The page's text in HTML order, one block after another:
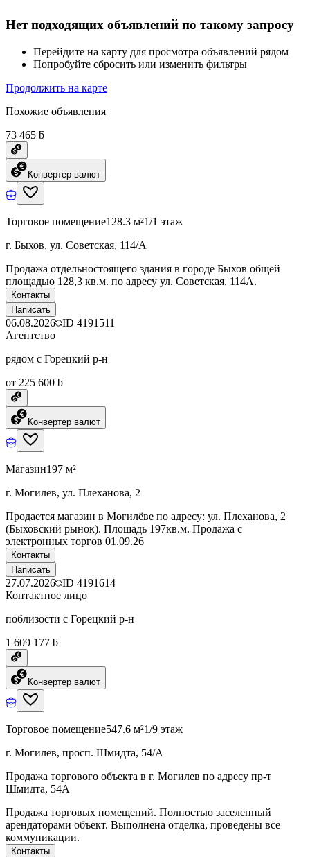
Нет подходящих объявлений по такому запросу
Перейдите на карту для просмотра объявлений рядом
Попробуйте сбросить или изменить фильтры
Продолжить на карте
Похожие объявления
73 465 ƃ
Конвертер валют
Торговое помещение128.3 м²1/1 этаж
г. Быхов, ул. Советская, 114/А
Продажа отдельностоящего здания в городе Быхов общей
площадью 128,3 кв.м. по адресу ул. Советская, 114А.
Контакты
Написать
06.08.2026 ID 4191511
Агентство
рядом с Горецкий р-н
от 225 600 ƃ
Конвертер валют
Магазин197 м²
г. Могилев, ул. Плеханова, 2
Продается магазин в Могилёве по адресу: ул. Плеханова, 2
(Быховский рынок). Площадь 197кв.м. Продажа с
электронных торгов 01.09.26
Контакты
Написать
27.07.2026 ID 4191614
Контактное лицо
поблизости с Горецкий р-н
1 609 177 ƃ
Конвертер валют
Торговое помещение547.6 м²1/9 этаж
г. Могилев, просп. Шмидта, 54/А
Продажа торгового объекта в г. Могилев по адресу пр-т
Шмидта, 54А
Продажа торговых помещений. Полностью заселенный
арендаторами объект. Выполнена отделка, проведены все
коммуникации.
Контакты